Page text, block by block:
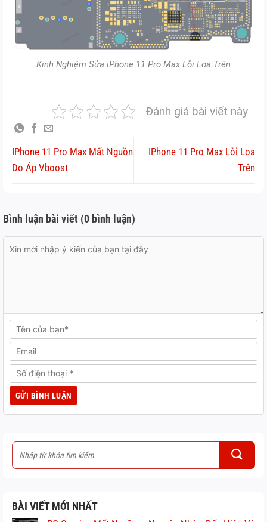
Kinh Nghiệm Sửa iPhone 11 Pro Max Lỗi Loa Trên
Đánh giá bài viết này
IPhone 11 Pro Max Mất Nguồn
Do Áp Vboost
IPhone 11 Pro Max Lỗi Loa
Trên
Bình luận bài viết (0 bình luận)
BÀI VIẾT MỚI NHẤT